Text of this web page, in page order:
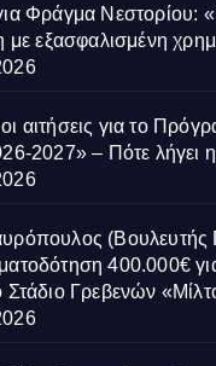
Φράγμα Νεστορίου:
με εξασφαλισμένη
αιτήσεις για το
2027» – Πότε λήγει
400.000€
Στάδιο Γρεβενών